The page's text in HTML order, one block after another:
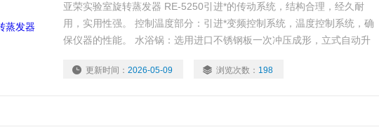
亚荣实验室旋转蒸发器 RE-5250引进*的传动系统，结构合理，经久耐
用，实用性强。 控制温度部分：引进*变频控制系统，温度控制系统，确
保仪器的性能。 水浴锅：选用进口不锈钢板一次冲压成形，立式自动升
性，防腐性和耐磨性。 主体结构：采用优质铝合金及不锈钢材质，更加*
更新时间：2026-05-09 浏览次数： 198